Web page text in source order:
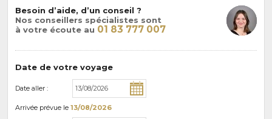
Besoin d’aide, d’un conseil ?
Nos conseillers spécialistes sont
à votre écoute au 01 83 777 007
Date de votre voyage
Date aller :
Arrivée prévue le 13/08/2026